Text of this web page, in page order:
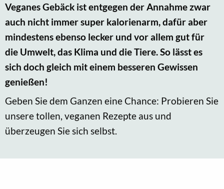
Veganes Gebäck ist entgegen der Annahme zwar
auch nicht immer super kalorienarm, dafür aber
mindestens ebenso lecker und vor allem gut für
die Umwelt, das Klima und die Tiere. So lässt es
sich doch gleich mit einem besseren Gewissen
genießen!
Geben Sie dem Ganzen eine Chance: Probieren Sie
unsere tollen, veganen Rezepte aus und
überzeugen Sie sich selbst.